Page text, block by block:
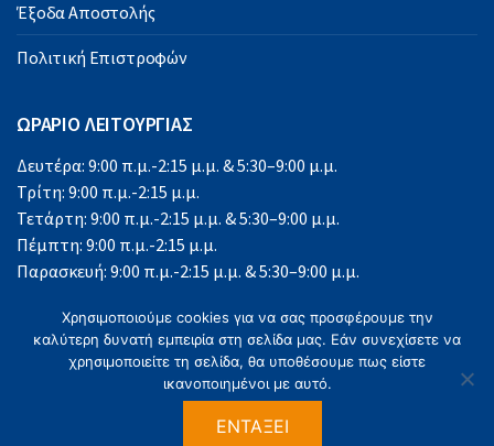
Έξοδα Αποστολής
Πολιτική Επιστροφών
ΩΡΑΡΙΟ ΛΕΙΤΟΥΡΓΙΑΣ
Δευτέρα: 9:00 π.μ.-2:15 μ.μ. & 5:30–9:00 μ.μ.
Τρίτη: 9:00 π.μ.-2:15 μ.μ.
Τετάρτη: 9:00 π.μ.-2:15 μ.μ. & 5:30–9:00 μ.μ.
Πέμπτη: 9:00 π.μ.-2:15 μ.μ.
Παρασκευή: 9:00 π.μ.-2:15 μ.μ. & 5:30–9:00 μ.μ.
Κυριακή: Κλειστά
©2023 Office Solutions
Χρησιμοποιούμε cookies για να σας προσφέρουμε την
καλύτερη δυνατή εμπειρία στη σελίδα μας. Εάν συνεχίσετε να
χρησιμοποιείτε τη σελίδα, θα υποθέσουμε πως είστε
ικανοποιημένοι με αυτό.
ΕΝΤΆΞΕΙ